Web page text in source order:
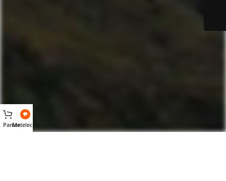
PanierMatelec AI